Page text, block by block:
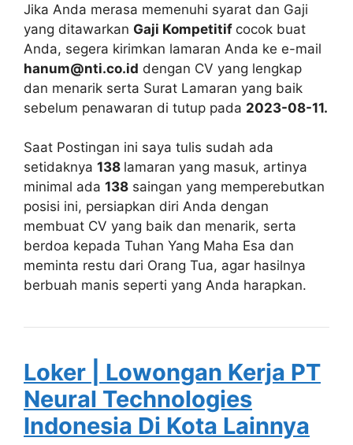
Jika Anda merasa memenuhi syarat dan Gaji
yang ditawarkan Gaji Kompetitif cocok buat
Anda, segera kirimkan lamaran Anda ke e-mail
hanum@nti.co.id dengan CV yang lengkap
dan menarik serta Surat Lamaran yang baik
sebelum penawaran di tutup pada 2023-08-11.
Saat Postingan ini saya tulis sudah ada
setidaknya 138 lamaran yang masuk, artinya
minimal ada 138 saingan yang memperebutkan
posisi ini, persiapkan diri Anda dengan
membuat CV yang baik dan menarik, serta
berdoa kepada Tuhan Yang Maha Esa dan
meminta restu dari Orang Tua, agar hasilnya
berbuah manis seperti yang Anda harapkan.
Loker | Lowongan Kerja PT
Neural Technologies
Indonesia Di Kota Lainnya